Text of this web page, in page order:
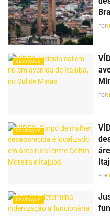
POR
DESTAQUE
POR
DESTAQUE
POR
DESTAQUE